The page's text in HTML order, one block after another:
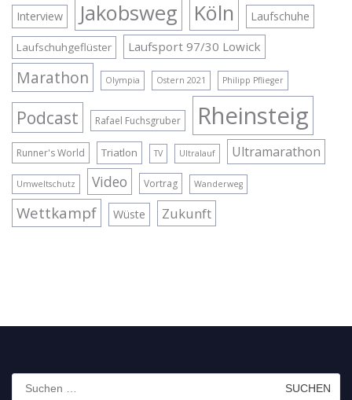
Interview Jakobsweg Köln Laufschuhe
Laufschuhgeflüster Laufsport 97/30 Lowick
Marathon Olympia Ostern 2021 Philipp Pflieger
Podcast Rafael Fuchsgruber Rheinsteig
Runner's World Triatlon TV Ultralauf Ultramarathon
Umweltschutz Video Vortrag Wanderweg
Wettkampf Wüste Zukunft
Suchen
nach: